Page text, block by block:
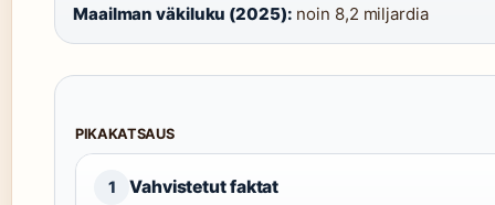
Maailman väkiluku (2025): noin 8,2 miljardia
PIKAKATSAUS
1 Vahvistetut faktat